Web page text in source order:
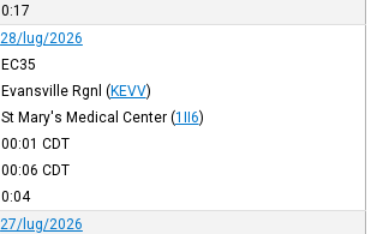
0:17
28/lug/2026
EC35
Evansville Rgnl (KEVV)
St Mary's Medical Center (1II6)
00:01 CDT
00:06 CDT
0:04
27/lug/2026